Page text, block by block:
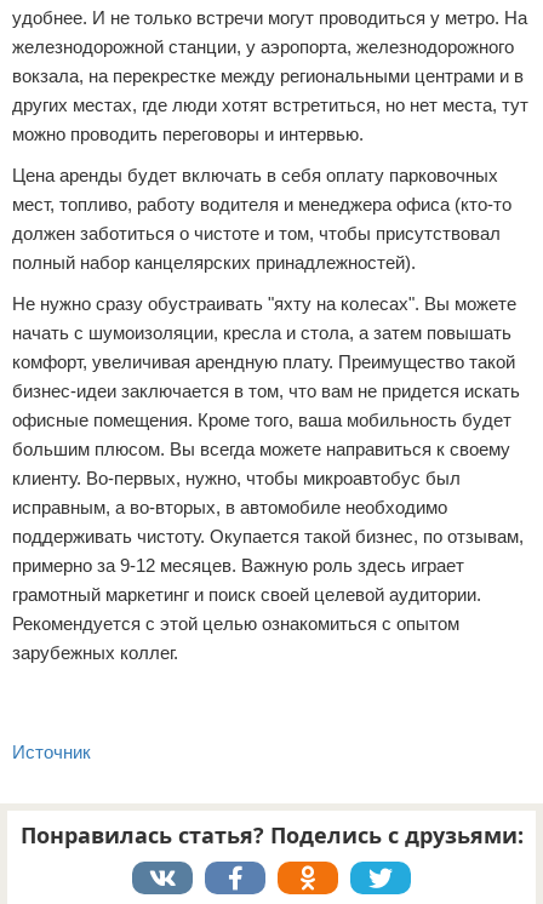
удобнее. И не только встречи могут проводиться у метро. На
железнодорожной станции, у аэропорта, железнодорожного
вокзала, на перекрестке между региональными центрами и в
других местах, где люди хотят встретиться, но нет места, тут
можно проводить переговоры и интервью.
Цена аренды будет включать в себя оплату парковочных
мест, топливо, работу водителя и менеджера офиса (кто-то
должен заботиться о чистоте и том, чтобы присутствовал
полный набор канцелярских принадлежностей).
Не нужно сразу обустраивать "яхту на колесах". Вы можете
начать с шумоизоляции, кресла и стола, а затем повышать
комфорт, увеличивая арендную плату. Преимущество такой
бизнес-идеи заключается в том, что вам не придется искать
офисные помещения. Кроме того, ваша мобильность будет
большим плюсом. Вы всегда можете направиться к своему
клиенту. Во-первых, нужно, чтобы микроавтобус был
исправным, а во-вторых, в автомобиле необходимо
поддерживать чистоту. Окупается такой бизнес, по отзывам,
примерно за 9-12 месяцев. Важную роль здесь играет
грамотный маркетинг и поиск своей целевой аудитории.
Рекомендуется с этой целью ознакомиться с опытом
зарубежных коллег.
Источник
Понравилась статья? Поделись с друзьями: